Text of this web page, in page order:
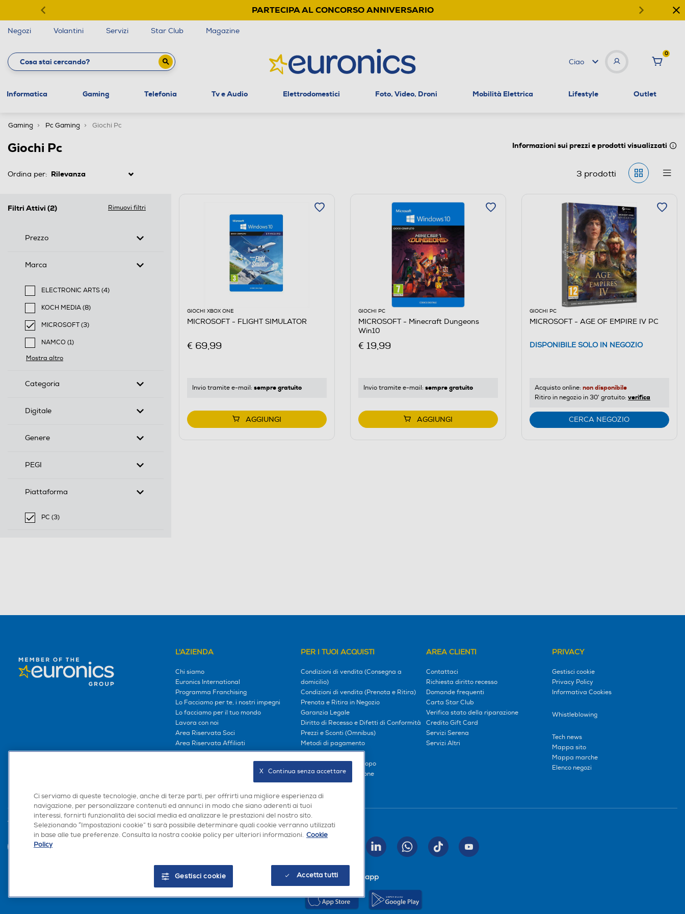
PARTECIPA AL CONCORSO ANNIVERSARIO
Negozi Volantini Servizi Star Club Magazine
Ciao
0
Informatica Gaming Telefonia Tv e Audio Elettrodomestici Foto, Video, Droni Mobilità Elettrica Lifestyle Outlet
Gaming Pc Gaming Giochi Pc
Giochi Pc Informazioni sui prezzi e prodotti visualizzati
Ordina per: 3 prodotti
Filtri Attivi (2) Rimuovi filtri
Prezzo
Marca
ELECTRONIC ARTS (4)
Filtra per Marca: ELECTRONIC ARTS
KOCH MEDIA (8)
Filtra per Marca: KOCH MEDIA
MICROSOFT (3)
selected Filtro applicato per Marca: MICROSOFT
NAMCO (1)
Filtra per Marca: NAMCO
Mostra altro
Categoria
Digitale
Genere
PEGI
Piattaforma
PC (3)
GIOCHI XBOX ONE
MICROSOFT - FLIGHT SIMULATOR
€ 69,99
Invio tramite e-mail : sempre gratuito
AGGIUNGI
GIOCHI PC
MICROSOFT - Minecraft Dungeons
Win10
€ 19,99
Invio tramite e-mail : sempre gratuito
AGGIUNGI
GIOCHI PC
MICROSOFT - AGE OF EMPIRE IV PC
DISPONIBILE SOLO IN NEGOZIO
Acquisto online: non disponibile
Ritiro in negozio in 30' gratuito: verifica
CERCA NEGOZIO
L'AZIENDA
Chi siamo
Euronics International
Programma Franchising
Lo Facciamo per te, i nostri impegni
Lo facciamo per il tuo mondo
Lavora con noi
Area Riservata Soci
Area Riservata Affiliati
PER I TUOI ACQUISTI
Condizioni di vendita (Consegna a
domicilio)
Condizioni di vendita (Prenota e Ritira)
Prenota e Ritira in Negozio
Garanzia Legale
Diritto di Recesso e Difetti di Conformità
Prezzi e Sconti (Omnibus)
Metodi di pagamento
Finanziamenti
Compra ora e paga dopo
Consegna e Installazione
AREA CLIENTI
Contattaci
Richiesta diritto recesso
Domande frequenti
Carta Star Club
Verifica stato della riparazione
Credito Gift Card
Servizi Serena
Servizi Altri
PRIVACY
Gestisci cookie
Privacy Policy
Informativa Cookies
Whistleblowing
Tech news
Mappa sito
Mappa marche
Elenco negozi
Trova negozio Seguici sui social
Scarica la nostra app
Ci serviamo di queste tecnologie, anche di terze parti, per offrirti una migliore esperienza di
navigazione, per personalizzare contenuti ed annunci in modo che siano aderenti ai tuoi
interessi, fornirti funzionalità dei social media ed analizzare le prestazioni del nostro sito.
Selezionando “Impostazioni cookie” ti sarà possibile determinare quali cookie verranno utilizzati
in base alle tue preferenze. Consulta la nostra cookie policy per ulteriori informazioni. Cookie
Policy
Accetta tutti
Gestisci cookie
X   Continua senza accettare